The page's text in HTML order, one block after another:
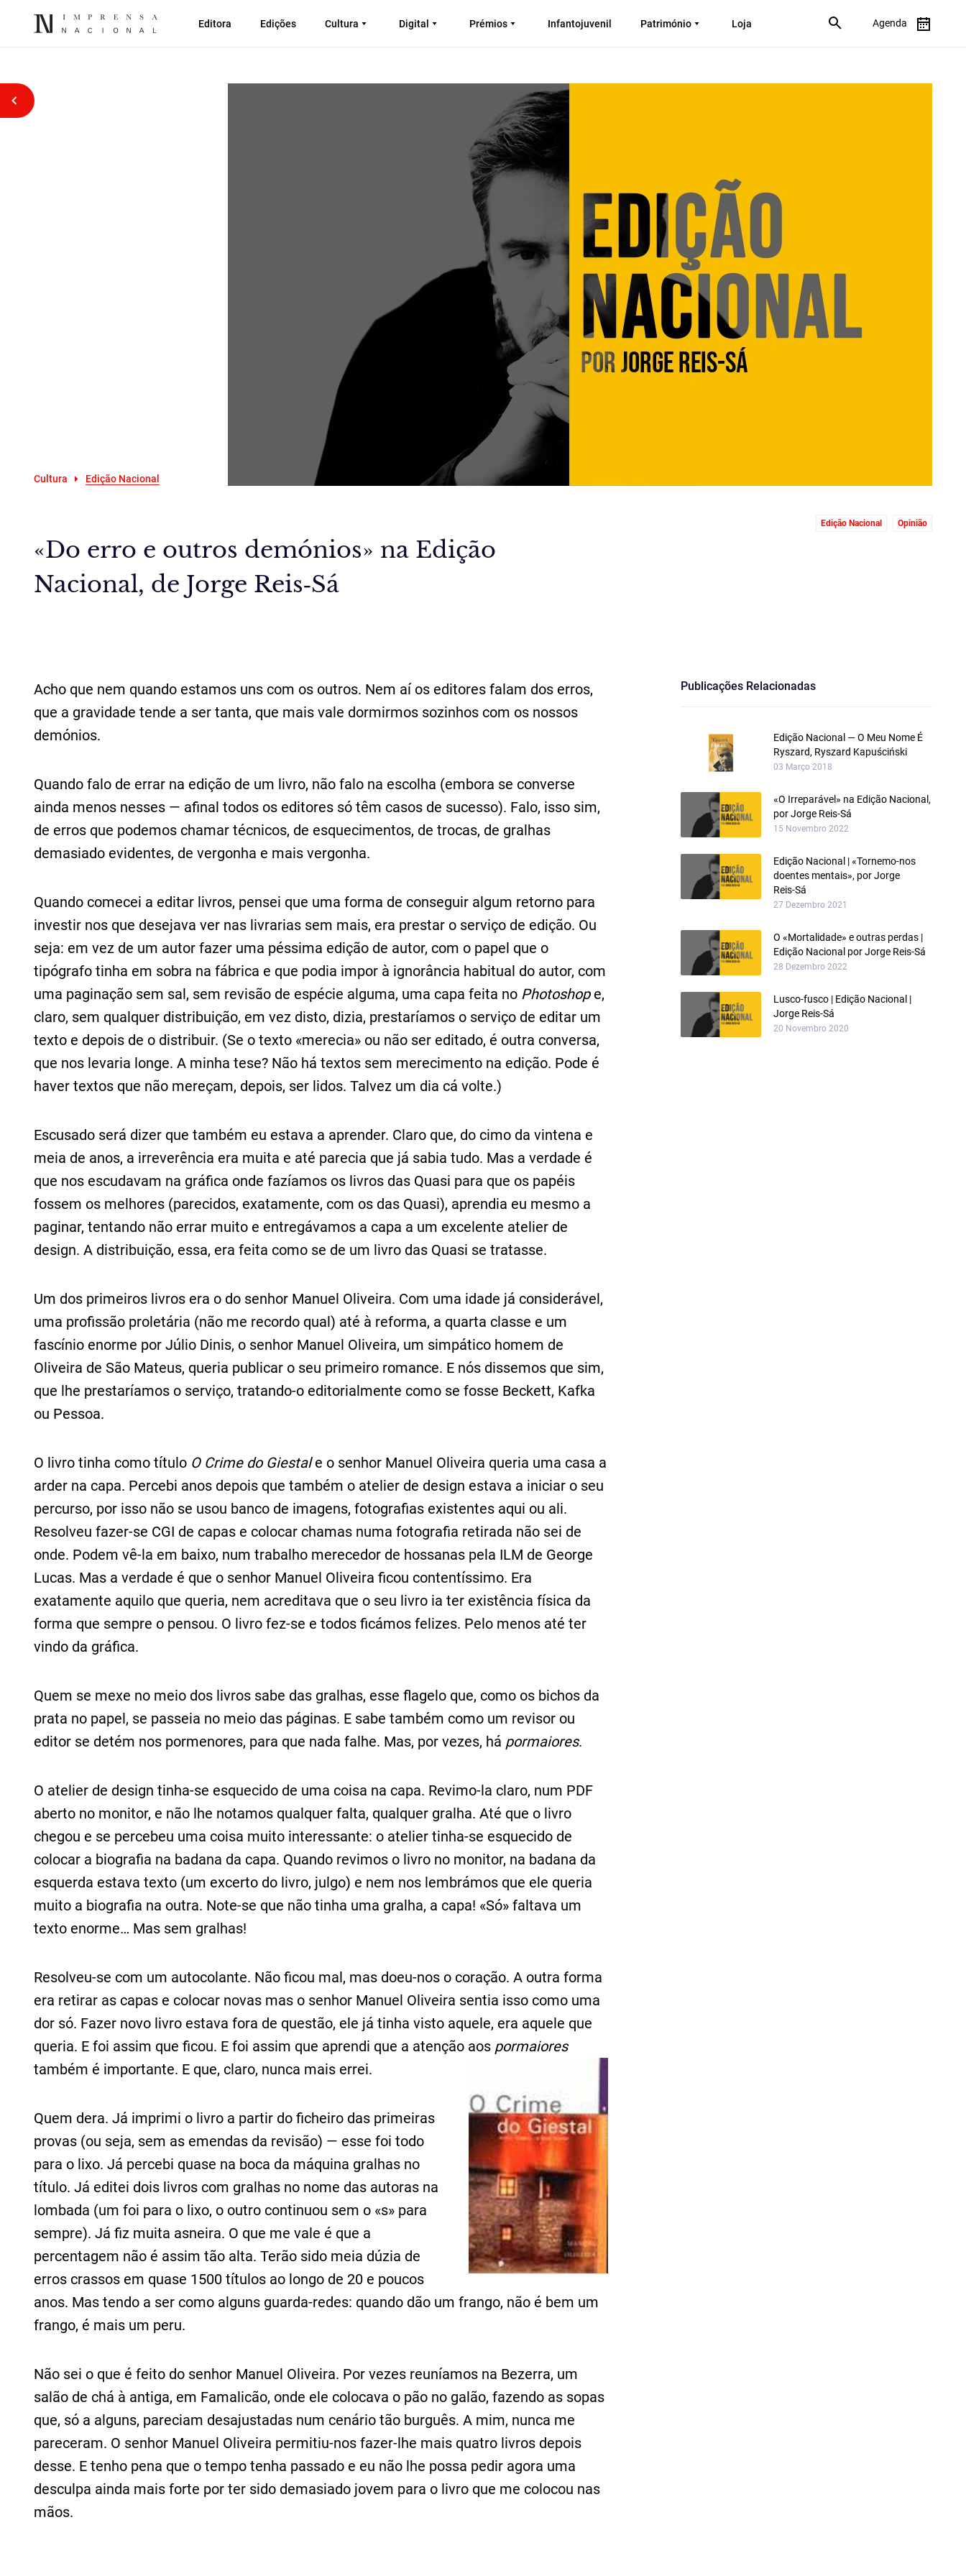
Editora Edições Cultura Digital Prémios Infantojuvenil Património Loja Agenda
Voltar atrás
Cultura Edição Nacional
«Do erro e outros demónios» na Edição
Nacional, de Jorge Reis‑Sá
Edição Nacional Opinião
Acho que nem quando estamos uns com os outros. Nem aí os editores falam dos erros,
que a gravidade tende a ser tanta, que mais vale dormirmos sozinhos com os nossos
demónios.
Quando falo de errar na edição de um livro, não falo na escolha (embora se converse
ainda menos nesses — afinal todos os editores só têm casos de sucesso). Falo, isso sim,
de erros que podemos chamar técnicos, de esquecimentos, de trocas, de gralhas
demasiado evidentes, de vergonha e mais vergonha.
Quando comecei a editar livros, pensei que uma forma de conseguir algum retorno para
investir nos que desejava ver nas livrarias sem mais, era prestar o serviço de edição. Ou
seja: em vez de um autor fazer uma péssima edição de autor, com o papel que o
tipógrafo tinha em sobra na fábrica e que podia impor à ignorância habitual do autor, com
uma paginação sem sal, sem revisão de espécie alguma, uma capa feita no Photoshope,
claro, sem qualquer distribuição, em vez disto, dizia, prestaríamos o serviço de editar um
texto e depois de o distribuir. (Se o texto «merecia» ou não ser editado, é outra conversa,
que nos levaria longe. A minha tese? Não há textos sem merecimento na edição. Pode é
haver textos que não mereçam, depois, ser lidos. Talvez um dia cá volte.)
Escusado será dizer que também eu estava a aprender. Claro que, do cimo da vintena e
meia de anos, a irreverência era muita e até parecia que já sabia tudo. Mas a verdade é
que nos escudavam na gráfica onde fazíamos os livros das Quasi para que os papéis
fossem os melhores (parecidos, exatamente, com os das Quasi), aprendia eu mesmo a
paginar, tentando não errar muito e entregávamos a capa a um excelente atelier de
design. A distribuição, essa, era feita como se de um livro das Quasi se tratasse.
Um dos primeiros livros era o do senhor Manuel Oliveira. Com uma idade já considerável,
uma profissão proletária (não me recordo qual) até à reforma, a quarta classe e um
fascínio enorme por Júlio Dinis, o senhor Manuel Oliveira, um simpático homem de
Oliveira de São Mateus, queria publicar o seu primeiro romance. E nós dissemos que sim,
que lhe prestaríamos o serviço, tratando-o editorialmente como se fosse Beckett, Kafka
ou Pessoa.
O livro tinha como título O Crime do Giestale o senhor Manuel Oliveira queria uma casa a
arder na capa. Percebi anos depois que também o atelier de design estava a iniciar o seu
percurso, por isso não se usou banco de imagens, fotografias existentes aqui ou ali.
Resolveu fazer-se CGI de capas e colocar chamas numa fotografia retirada não sei de
onde. Podem vê-la em baixo, num trabalho merecedor de hossanas pela ILM de George
Lucas. Mas a verdade é que o senhor Manuel Oliveira ficou contentíssimo. Era
exatamente aquilo que queria, nem acreditava que o seu livro ia ter existência física da
forma que sempre o pensou. O livro fez-se e todos ficámos felizes. Pelo menos até ter
vindo da gráfica.
Quem se mexe no meio dos livros sabe das gralhas, esse flagelo que, como os bichos da
prata no papel, se passeia no meio das páginas. E sabe também como um revisor ou
editor se detém nos pormenores, para que nada falhe. Mas, por vezes, há pormaiores.
O atelier de design tinha-se esquecido de uma coisa na capa. Revimo-la claro, num PDF
aberto no monitor, e não lhe notamos qualquer falta, qualquer gralha. Até que o livro
chegou e se percebeu uma coisa muito interessante: o atelier tinha-se esquecido de
colocar a biografia na badana da capa. Quando revimos o livro no monitor, na badana da
esquerda estava texto (um excerto do livro, julgo) e nem nos lembrámos que ele queria
muito a biografia na outra. Note-se que não tinha uma gralha, a capa! «Só» faltava um
texto enorme… Mas sem gralhas!
Resolveu-se com um autocolante. Não ficou mal, mas doeu-nos o coração. A outra forma
era retirar as capas e colocar novas mas o senhor Manuel Oliveira sentia isso como uma
dor só. Fazer novo livro estava fora de questão, ele já tinha visto aquele, era aquele que
queria. E foi assim que ficou. E foi assim que aprendi que a atenção aos pormaiores
também é importante. E que, claro, nunca mais errei.
Quem dera. Já imprimi o livro a partir do ficheiro das primeiras
provas (ou seja, sem as emendas da revisão) — esse foi todo
para o lixo. Já percebi quase na boca da máquina gralhas no
título. Já editei dois livros com gralhas no nome das autoras na
lombada (um foi para o lixo, o outro continuou sem o «s» para
sempre). Já fiz muita asneira. O que me vale é que a
percentagem não é assim tão alta. Terão sido meia dúzia de
erros crassos em quase 1500 títulos ao longo de 20 e poucos
anos. Mas tendo a ser como alguns guarda-redes: quando dão um frango, não é bem um
frango, é mais um peru.
Não sei o que é feito do senhor Manuel Oliveira. Por vezes reuníamos na Bezerra, um
salão de chá à antiga, em Famalicão, onde ele colocava o pão no galão, fazendo as sopas
que, só a alguns, pareciam desajustadas num cenário tão burguês. A mim, nunca me
pareceram. O senhor Manuel Oliveira permitiu-nos fazer-lhe mais quatro livros depois
desse. E tenho pena que o tempo tenha passado e eu não lhe possa pedir agora uma
desculpa ainda mais forte por ter sido demasiado jovem para o livro que me colocou nas
mãos.
Publicações Relacionadas
Edição Nacional — O Meu Nome É
Ryszard, Ryszard Kapuściński
03 Março 2018
«O Irreparável» na Edição Nacional,
por Jorge Reis‑Sá
15 Novembro 2022
Edição Nacional | «Tornemo-nos
doentes mentais», por Jorge
Reis‑Sá
27 Dezembro 2021
O «Mortalidade» e outras perdas |
Edição Nacional por Jorge Reis‑Sá
28 Dezembro 2022
Lusco-fusco | Edição Nacional |
Jorge Reis-Sá
20 Novembro 2020